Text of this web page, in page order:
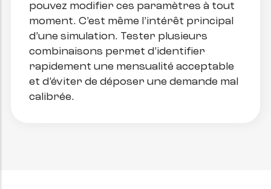
pouvez modifier ces paramètres à tout
moment. C’est même l’intérêt principal
d’une simulation. Tester plusieurs
combinaisons permet d’identifier
rapidement une mensualité acceptable
et d’éviter de déposer une demande mal
calibrée.